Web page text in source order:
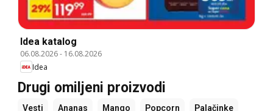
Idea katalog
06.08.2026- 16.08.2026
Idea
Drugi omiljeni proizvodi
Vesti Ananas Mango Popcorn Palačinke